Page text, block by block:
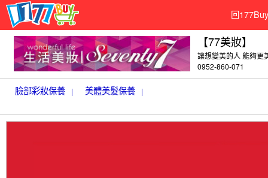
回
【77美妝】
讓想變美的人 能夠更
0952-860-071
臉部彩妝保養 | 美體美髮保養 |